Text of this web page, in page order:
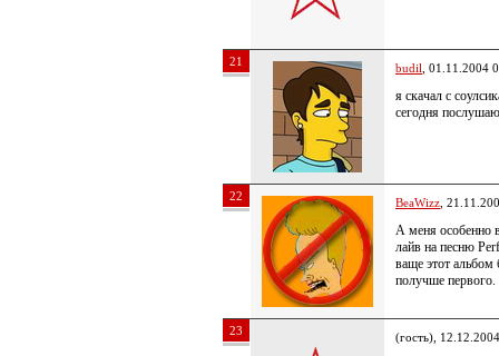
21 budil , 01.11.2004
я скачал с
сегодня послушаю
22 BeaWizz ,
А меня особенно
лайв на песню
ваще этот альбом
получше первого.
23 (гость),